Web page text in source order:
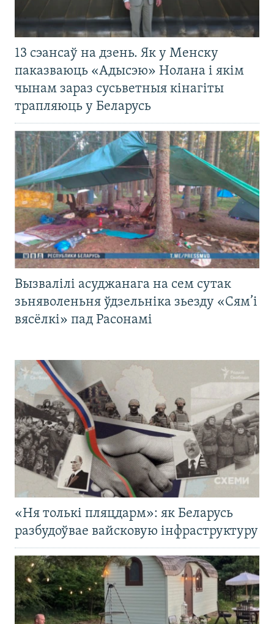
13 сэансаў на дзень. Як у Менску
паказваюць «Адысэю» Нолана і якім
чынам зараз сусьветныя кінагіты
трапляюць у Беларусь
Вызвалілі асуджанага на сем сутак
зьняволеньня ўдзельніка зьезду «Сям’і
вясёлкі» пад Расонамі
«Ня толькі пляцдарм»: як Беларусь
разбудоўвае вайсковую інфраструктуру